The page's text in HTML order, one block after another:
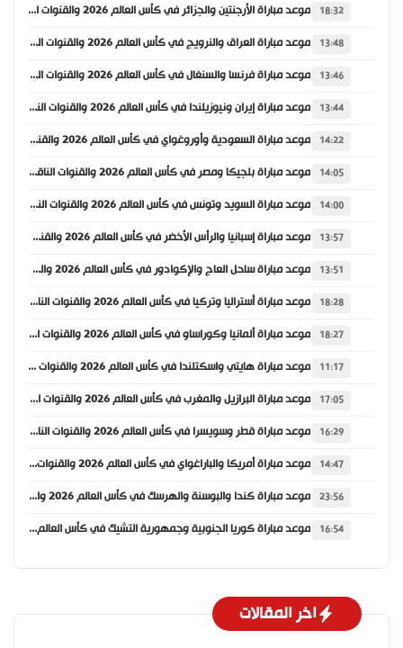
18:32 موعد مباراة الأرجنتين والجزائر في كأس العالم 2026 والقنوات الناقلة
13:48 موعد مباراة العراق والنرويج في كأس العالم 2026 والقنوات الناقلة
13:46 موعد مباراة فرنسا والسنغال في كأس العالم 2026 والقنوات الناقلة
13:44 موعد مباراة إيران ونيوزيلندا في كأس العالم 2026 والقنوات الناقلة
14:22 موعد مباراة السعودية وأوروغواي في كأس العالم 2026 والقنوات الناقلة
14:05 موعد مباراة بلجيكا ومصر في كأس العالم 2026 والقنوات الناقلة
14:00 موعد مباراة السويد وتونس في كأس العالم 2026 والقنوات الناقلة
13:57 موعد مباراة إسبانيا والرأس الأخضر في كأس العالم 2026 والقنوات الناقلة
13:51 موعد مباراة ساحل العاج والإكوادور في كأس العالم 2026 والقنوات الناقلة
18:28 موعد مباراة أستراليا وتركيا في كأس العالم 2026 والقنوات الناقلة
18:27 موعد مباراة ألمانيا وكوراساو في كأس العالم 2026 والقنوات الناقلة
11:17 موعد مباراة هايتي واسكتلندا في كأس العالم 2026 والقنوات الناقلة
17:05 موعد مباراة البرازيل والمغرب في كأس العالم 2026 والقنوات الناقلة
16:29 موعد مباراة قطر وسويسرا في كأس العالم 2026 والقنوات الناقلة
14:47 موعد مباراة أمريكا والباراغواي في كأس العالم 2026 والقنوات الناقلة
23:56 موعد مباراة كندا والبوسنة والهرسك في كأس العالم 2026 والقنوات الناقلة
16:54 موعد مباراة كوريا الجنوبية وجمهورية التشيك في كأس العالم 2026 والقنوات الناقلة
اخر المقالات